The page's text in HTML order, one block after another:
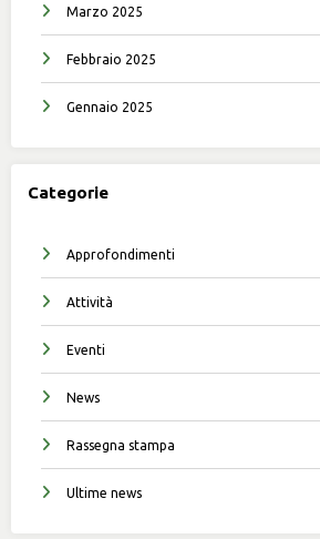
Marzo 2025
Febbraio 2025
Gennaio 2025
Categorie
Approfondimenti
Attività
Eventi
News
Rassegna stampa
Ultime news